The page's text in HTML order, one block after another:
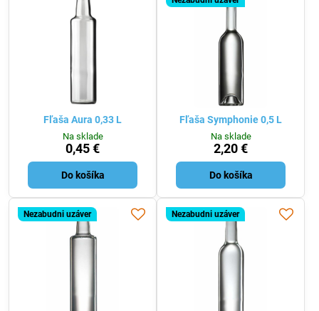
Fľaša Aura 0,33 L
Na sklade
0,45 €
Do košíka
Fľaša Symphonie 0,5 L
Na sklade
2,20 €
Do košíka
Nezabudni uzáver Nezabudni uzáver